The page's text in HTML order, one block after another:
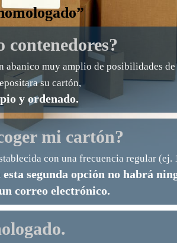
contenedores?
muy amplio de posibilidades de
su cartón,
y ordenado.
mi cartón?
con una frecuencia regular (ej.
segunda opción no habrá
correo electrónico.